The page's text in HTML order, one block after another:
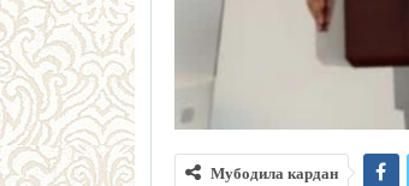
Мубодила кардан